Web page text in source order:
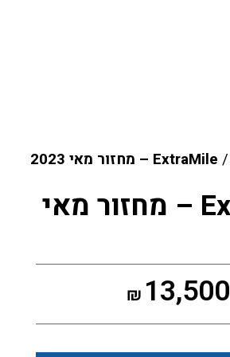
/ ExtraMile – מחזור מאי 2023
ExtraMile – מחזור מאי
₪ 13,500